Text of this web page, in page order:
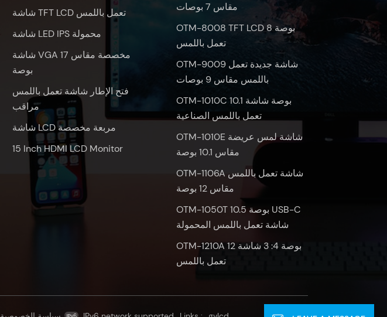
شاشة TFT LCD تعمل باللمس
شاشة LED IPS محمولة
شاشة VGA مخصصة مقاس 17
بوصة
فتح الإطار شاشة تعمل باللمس
مراقب
شاشة LCD مربعة مخصصة
15 Inch HDMI LCD Monitor
مقاس 7 بوصات
OTM-8008 TFT LCD 8 بوصة
تعمل باللمس
OTM-9009 شاشة جديدة تعمل
باللمس مقاس 9 بوصات
OTM-1010C 10.1 بوصة شاشة
تعمل باللمس الصناعية
OTM-1010E شاشة لمس عريضة
مقاس 10.1 بوصة
OTM-1106A شاشة تعمل باللمس
مقاس 12 بوصة
OTM-1050T 10.5 بوصة USB-C
شاشة تعمل باللمس المحمولة
OTM-1210A 12 بوصة 4: 3 شاشة
تعمل باللمس